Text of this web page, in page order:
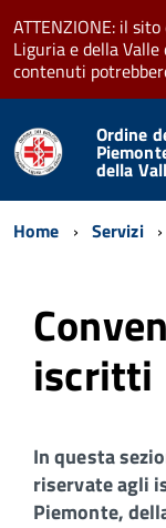
ATTENZIONE: il
Liguria e della
contenuti
Ordine
della
Home Servizi
iscritti
In questa
riservate agli
Piemonte,